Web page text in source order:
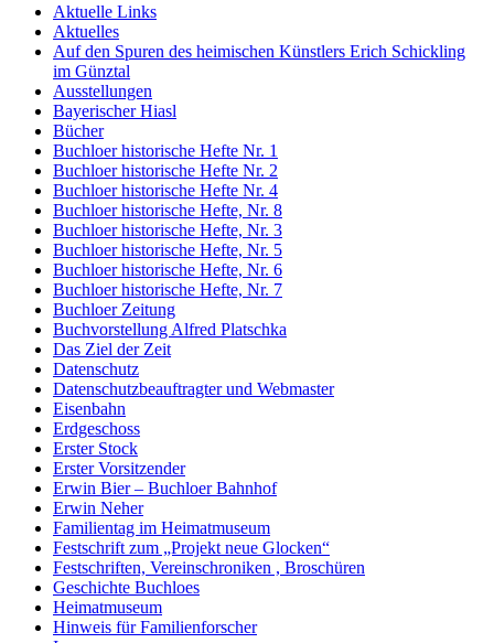
Aktuelle Links
Aktuelles
Auf den Spuren des heimischen Künstlers Erich Schickling
im Günztal
Ausstellungen
Bayerischer Hiasl
Bücher
Buchloer historische Hefte Nr. 1
Buchloer historische Hefte Nr. 2
Buchloer historische Hefte Nr. 4
Buchloer historische Hefte, Nr. 8
Buchloer historische Hefte, Nr. 3
Buchloer historische Hefte, Nr. 5
Buchloer historische Hefte, Nr. 6
Buchloer historische Hefte, Nr. 7
Buchloer Zeitung
Buchvorstellung Alfred Platschka
Das Ziel der Zeit
Datenschutz
Datenschutzbeauftragter und Webmaster
Eisenbahn
Erdgeschoss
Erster Stock
Erster Vorsitzender
Erwin Bier – Buchloer Bahnhof
Erwin Neher
Familientag im Heimatmuseum
Festschrift zum „Projekt neue Glocken“
Festschriften, Vereinschroniken , Broschüren
Geschichte Buchloes
Heimatmuseum
Hinweis für Familienforscher